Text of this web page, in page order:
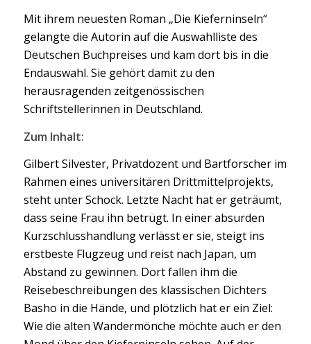
Mit ihrem neuesten Roman „Die Kieferninseln“
gelangte die Autorin auf die Auswahlliste des
Deutschen Buchpreises und kam dort bis in die
Endauswahl. Sie gehört damit zu den
herausragenden zeitgenössischen
Schriftstellerinnen in Deutschland.
Zum Inhalt:
Gilbert Silvester, Privatdozent und Bartforscher im
Rahmen eines universitären Drittmittelprojekts,
steht unter Schock. Letzte Nacht hat er geträumt,
dass seine Frau ihn betrügt. In einer absurden
Kurzschlusshandlung verlässt er sie, steigt ins
erstbeste Flugzeug und reist nach Japan, um
Abstand zu gewinnen. Dort fallen ihm die
Reisebeschreibungen des klassischen Dichters
Basho in die Hände, und plötzlich hat er ein Ziel:
Wie die alten Wandermönche möchte auch er den